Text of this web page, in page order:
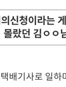
신청이라는
몰랐던 김ㅇㅇ
배기사로 일하